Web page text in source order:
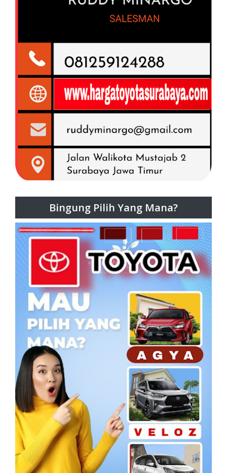
Bingung Pilih Yang Mana?